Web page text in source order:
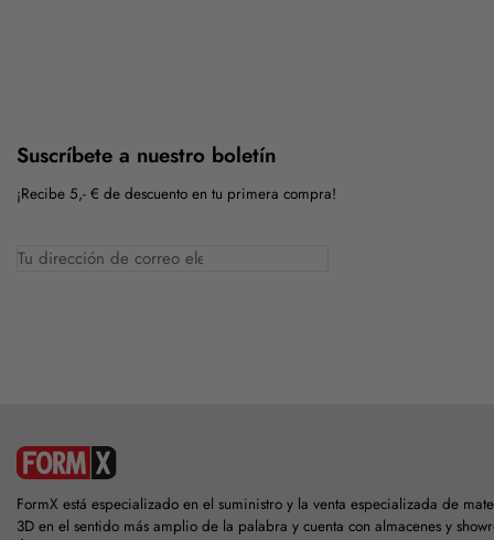
Suscríbete a nuestro boletín
¡Recibe 5,- € de descuento en tu primera compra!
FormX está especializado en el suministro y la venta especializada de
3D en el sentido más amplio de la palabra y cuenta con almacenes y